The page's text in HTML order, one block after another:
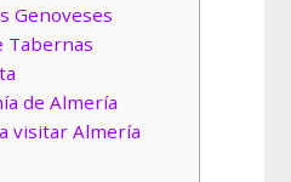
Genoveses
Tabernas
de Almería
visitar Almería